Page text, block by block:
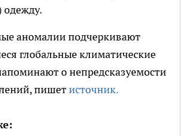
аномалии подчеркивают
глобальные климатические
о непредсказуемости
пишетисточник.